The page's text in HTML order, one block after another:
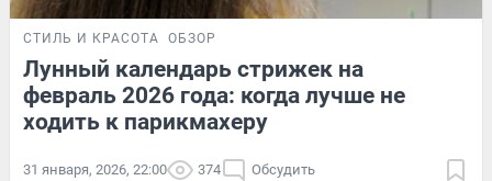
СТИЛЬ И КРАСОТА ОБЗОР
Лунный календарь стрижек на
февраль 2026 года: когда лучше не
ходить к парикмахеру
31 января, 2026, 22:00 374 Обсудить